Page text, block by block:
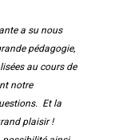
a su nous
pédagogie,
au cours de
notre
Et la
plaisir !